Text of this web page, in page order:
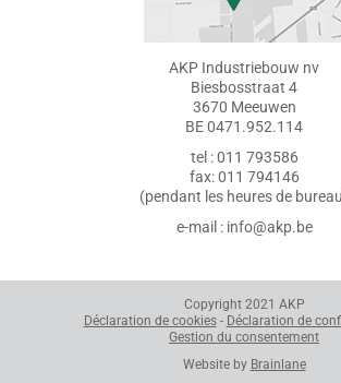
AKP Industriebouw nv
Biesbosstraat 4
3670 Meeuwen
BE 0471.952.114
tel : 011 793586
fax: 011 794146
(pendant les heures de
e-mail : info@akp.be
Copyright 2021 AKP
Déclaration de cookies- Déclaration de
Gestion du consentement
Website by Brainlane